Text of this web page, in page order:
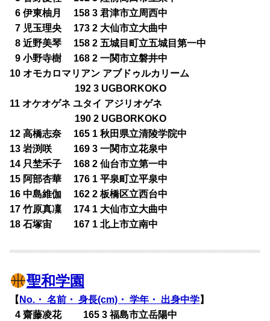
06 伊東柚月 158 3 君津市立周西中
07 児玉理央 173 2 大仙市立大曲中
08 近野美琴 158 2 五城目町立五城目第一中
09 小野寺樹 168 2 一関市立磐井中
10 オモカロマリアン アブドゥルカリーム
192 3 UGBORKOKO
11 オケオゲネ ユタイ アジリオゲネ
190 2 UGBORKOKO
12 高橋志奈 165 1 秋田県立清陵学院中
13 岩渕咲 169 3 一関市立花泉中
14 只埜禾子 168 2 仙台市立第一中
15 阿部杏華 176 1 平泉町立平泉中
16 中島維伽 162 2 板橋区立西台中
17 竹原真凜 174 1 大仙市立大曲中
18 石塚宙 167 1 北上市立南中
聖和学園
【 No.・ 名前・ 身長(cm)・ 学年・ 出身中学】
04 齋藤凌花 165 3 福島市立岳陽中